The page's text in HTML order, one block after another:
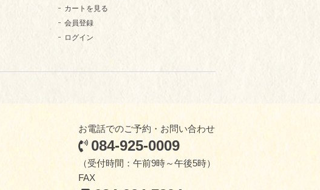
カートを見る
会員登録
ログイン
お電話でのご予約・お問い合わせ
084-925-0009
（受付時間：午前9時～午後5時）
FAX